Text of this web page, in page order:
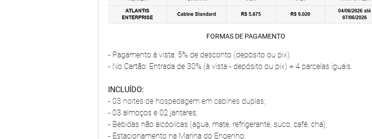
FORMAS DE PAGAMENTO
- Pagamento à vista: 5% de desconto (depósito ou pix).
- No Cartão: Entrada de 30% (à vista - depósito ou pix) + 4 parcelas iguais.
INCLUÍDO:
- 03 noites de hospedagem em cabines duplas;
- 03 almoços e 02 jantares;
- Bebidas não alcóolicas (água, mate, refrigerante, suco, café, chá);
- Estacionamento na Marina do Engenho;